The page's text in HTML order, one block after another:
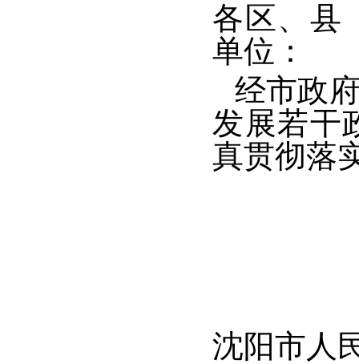
各区、县
单位：
经市政
发展若干
真贯彻落
沈阳市人